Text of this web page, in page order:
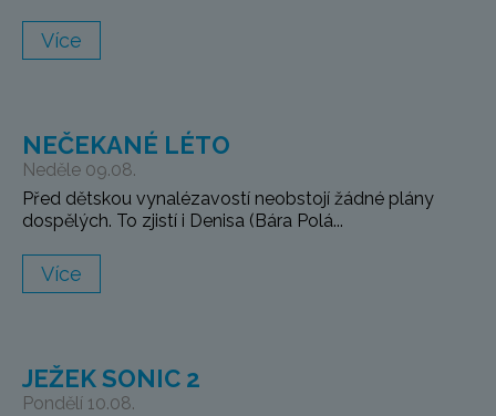
Více
NEČEKANÉ LÉTO
Neděle 09.08.
Před dětskou vynalézavostí neobstojí žádné plány
dospělých. To zjistí i Denisa (Bára Polá...
Více
JEŽEK SONIC 2
Pondělí 10.08.